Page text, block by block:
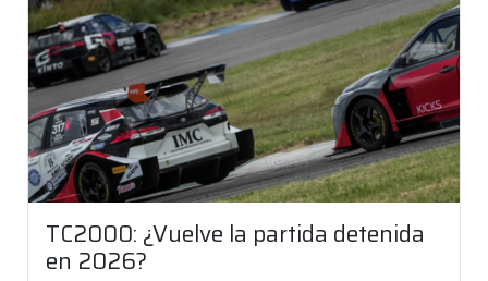
TC2000: ¿Vuelve la partida detenida
en 2026?